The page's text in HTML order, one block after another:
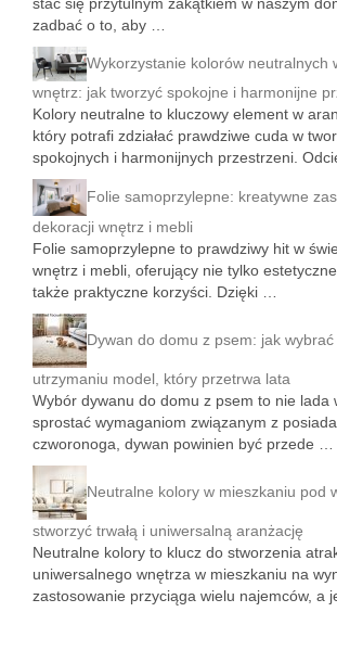
stać się przytulnym zakątkiem w naszym
zadbać o to, aby …
Wykorzystanie kolorów neutralnych
wnętrz: jak tworzyć spokojne i harmonijne
Kolory neutralne to kluczowy element w
który potrafi zdziałać prawdziwe cuda w
spokojnych i harmonijnych przestrzeni.
Folie samoprzylepne: kreatywne
dekoracji wnętrz i mebli
Folie samoprzylepne to prawdziwy hit w
wnętrz i mebli, oferujący nie tylko
także praktyczne korzyści. Dzięki …
Dywan do domu z psem: jak wybrać
utrzymaniu model, który przetrwa lata
Wybór dywanu do domu z psem to nie lada
sprostać wymaganiom związanym z
czworonoga, dywan powinien być przede …
Neutralne kolory w mieszkaniu pod
stworzyć trwałą i uniwersalną aranżację
Neutralne kolory to klucz do stworzenia
uniwersalnego wnętrza w mieszkaniu na
zastosowanie przyciąga wielu najemców, a